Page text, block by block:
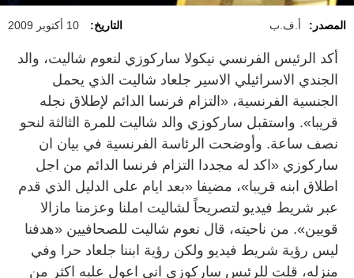
المصدر: أ.ف.ب التاريخ: 10 أكتوبر 2009
أكد الرئيس الفرنسي نيكولا ساركوزي لنعوم شاليت، والد
الجندي الاسرائيلي الاسير جلعاد شاليت الذي يحمل
الجنسية الفرنسية، «التزام فرنسا الدائم لإطلاق نجله
قريبا». واستقبل ساركوزي والد شاليت للمرة الثالثة لنحو
نصف ساعة. وأوضحت الرئاسة الفرنسية في بيان ان
ساركوزي «اكد له مجددا التزام فرنسا الدائم من اجل
اطلاق ابنه قريبا»، مضيفا «بعد ايام على الدليل الذي قدم
عبر شريط فيديو لتصريحاً لشاليت املنا وعزمنا مازالا
قويين». من ناحيته، قال نعوم شاليت للصحافيين «هدفنا
ليس رؤية شريط فيديو ولكن رؤية ابننا جلعاد حرا وفي
منزله، قلت للرئيس ساركوزي اني اعول عليه اكثر من